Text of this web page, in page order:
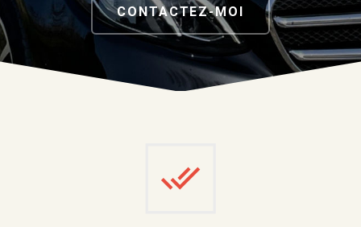
CONTACTEZ-MOI